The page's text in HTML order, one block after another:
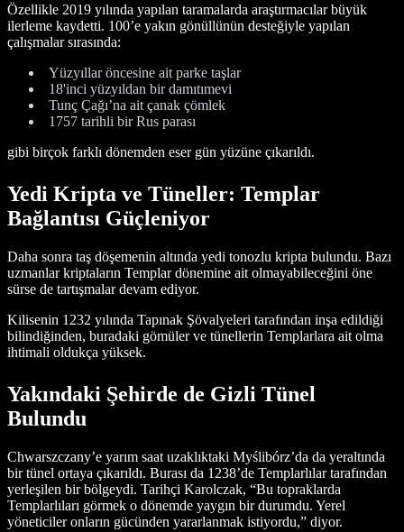
Özellikle 2019 yılında yapılan taramalarda araştırmacılar büyük
ilerleme kaydetti. 100’e yakın gönüllünün desteğiyle yapılan
çalışmalar sırasında:
Yüzyıllar öncesine ait parke taşlar
18'inci yüzyıldan bir damıtımevi
Tunç Çağı’na ait çanak çömlek
1757 tarihli bir Rus parası
gibi birçok farklı dönemden eser gün yüzüne çıkarıldı.
Yedi Kripta ve Tüneller: Templar
Bağlantısı Güçleniyor
Daha sonra taş döşemenin altında yedi tonozlu kripta bulundu. Bazı
uzmanlar kriptaların Templar dönemine ait olmayabileceğini öne
sürse de tartışmalar devam ediyor.
Kilisenin 1232 yılında Tapınak Şövalyeleri tarafından inşa edildiği
bilindiğinden, buradaki gömüler ve tünellerin Templarlara ait olma
ihtimali oldukça yüksek.
Yakındaki Şehirde de Gizli Tünel
Bulundu
Chwarszczany’e yarım saat uzaklıktaki Myślibórz’da da yeraltında
bir tünel ortaya çıkarıldı. Burası da 1238’de Templarlılar tarafından
yerleşilen bir bölgeydi. Tarihçi Karolczak, “Bu topraklarda
Templarlıları görmek o dönemde yaygın bir durumdu. Yerel
yöneticiler onların gücünden yararlanmak istiyordu,” diyor.